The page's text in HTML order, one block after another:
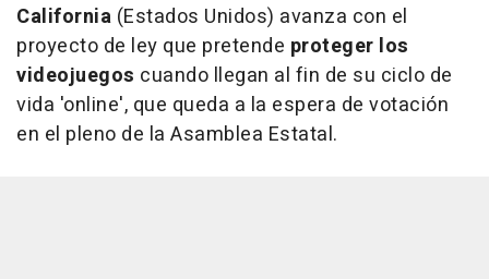
California (Estados Unidos) avanza con el
proyecto de ley que pretende proteger los
videojuegos cuando llegan al fin de su ciclo de
vida 'online', que queda a la espera de votación
en el pleno de la Asamblea Estatal.